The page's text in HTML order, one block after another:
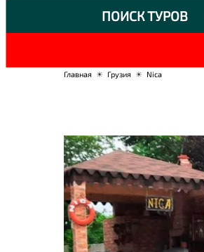
ПОИСК ТУРОВ
Главная ☀ Грузия ☀ Nica